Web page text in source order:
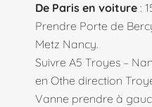
De Paris en voiture :
Prendre Porte de
Metz Nancy.
Suivre A5 Troyes –
en Othe direction
Vanne prendre à